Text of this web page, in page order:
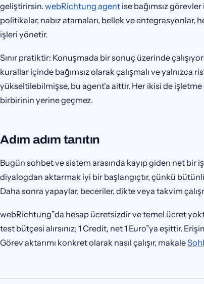
geliştirirsin. webRichtung agent ise bağımsız
politikalar, nabız atamaları, bellek ve
işleri yönetir.
Sınır pratiktir: Konuşmada bir sonuç üzerinde
kurallar içinde bağımsız olarak çalışmalı ve yalnızca
yükseltilebilmişse, bu agent’a aittir. Her ikisi de
birbirinin yerine geçmez.
Adım adım tanıtın
Bugün sohbet ve sistem arasında kayıp giden net bir
diyalogdan aktarmak iyi bir başlangıçtır, çünkü
Daha sonra yapaylar, beceriler, dikte veya takvim
webRichtung”da hesap ücretsizdir ve temel ücret
test bütçesi alırsınız; 1 Credit, net 1 Euro”ya eşittir.
Görev aktarımı konkret olarak nasıl çalışır, makale